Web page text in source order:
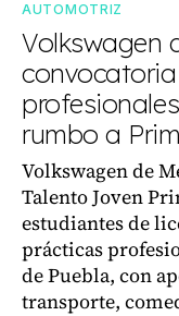
AUTOMOTRIZ
Volkswagen
rumbo a
Volkswagen de
Talento Joven
estudiantes de
prácticas
de Puebla, con
transporte,